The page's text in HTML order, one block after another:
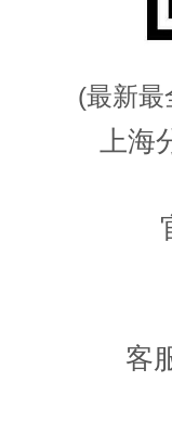
(最新
上海
客